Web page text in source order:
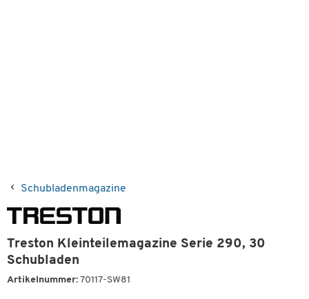
Schubladenmagazine
Treston Kleinteilemagazine Serie 290, 30
Schubladen
Artikelnummer: 70117-SW81